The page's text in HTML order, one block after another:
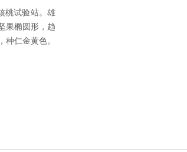
桃试验站。雄
果椭圆形，趋
仁金黄色。